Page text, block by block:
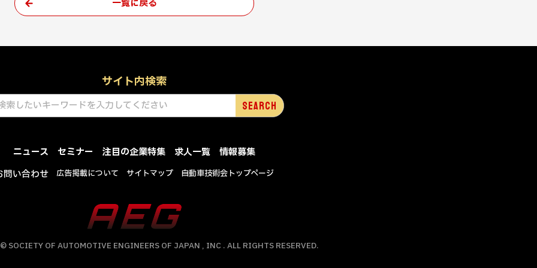
一覧に戻る
サイト内検索
ニュース セミナー 注目の企業特集 求人一覧
情報募集
問い合わせ
広告掲載について サイトマップ 自動車技術会トップページ
SOCIETY OF AUTOMOTIVE ENGINEERS OF JAPAN , INC . ALL RIGHTS RESERVED.